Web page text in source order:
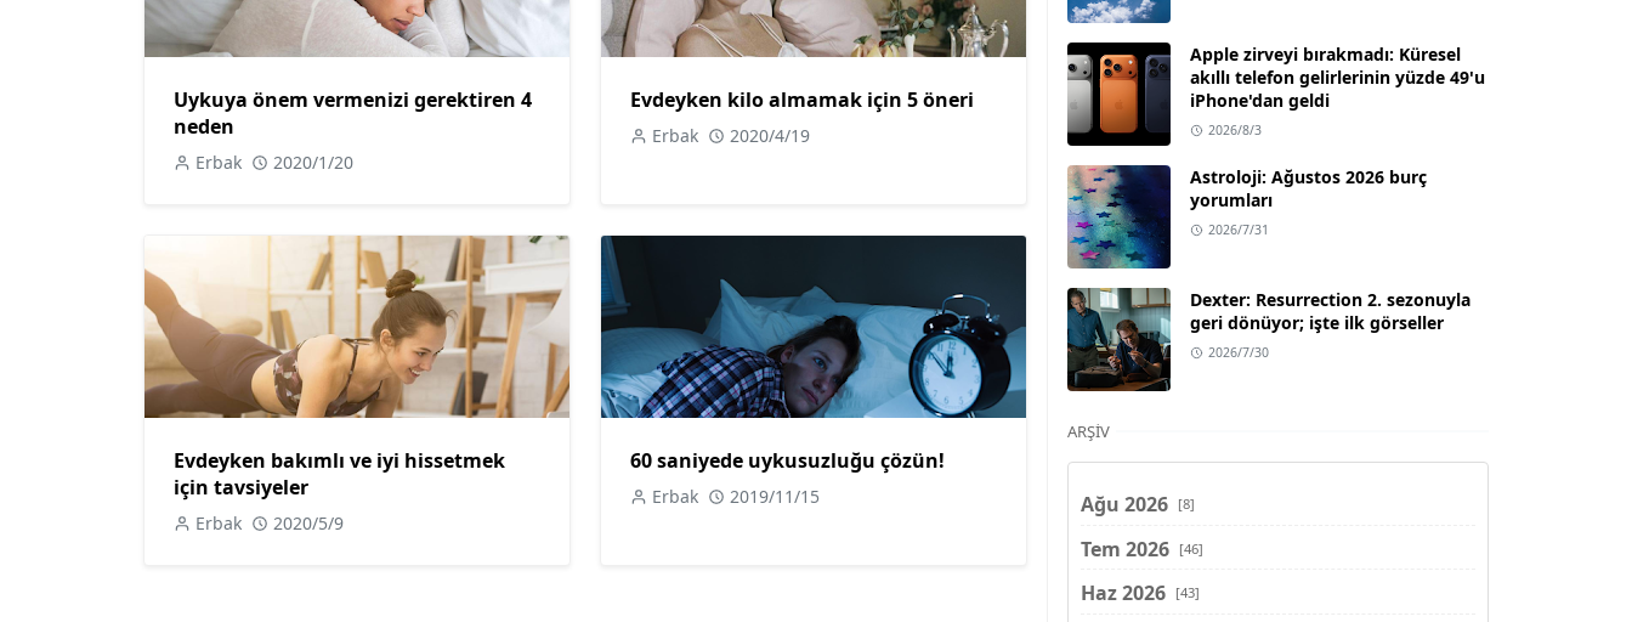
Uykuya önem vermenizi gerektiren 4
neden
Erbak 2020/1/20
Evdeyken kilo almamak için 5 öneri
Erbak 2020/4/19
Evdeyken bakımlı ve iyi hissetmek
için tavsiyeler
Erbak 2020/5/9
60 saniyede uykusuzluğu çözün!
Erbak 2019/11/15
Apple zirveyi bırakmadı: Küresel
akıllı telefon gelirlerinin yüzde 49'u
iPhone'dan geldi
2026/8/3
Astroloji: Ağustos 2026 burç
yorumları
2026/7/31
Dexter: Resurrection 2. sezonuyla
geri dönüyor; işte ilk görseller
2026/7/30
ARŞIV
Ağu 2026 [8]
Tem 2026 [46]
Haz 2026 [43]